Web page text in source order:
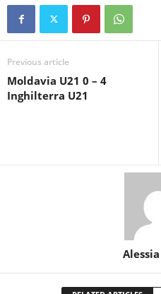
Previous article
Moldavia U21 0 – 4
Inghilterra U21